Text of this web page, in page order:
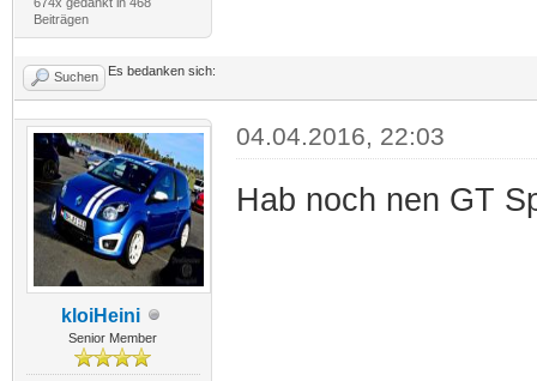
Beiträgen
Suchen Es bedanken sich:
kloiHeini
Senior Member
04.04.2016, 22:03
Hab noch nen GT